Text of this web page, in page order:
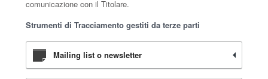
comunicazione con il Titolare.
Strumenti di Tracciamento gestiti da terze parti
Mailing list o newsletter